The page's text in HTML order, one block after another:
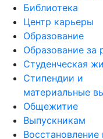
Библиотека
Центр карьеры
Образование
Образование за
Студенческая
Стипендии и
материальные
Общежитие
Выпускникам
Восстановление